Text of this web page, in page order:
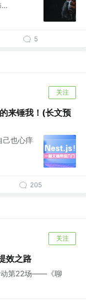
5
关注
来锤我！(长文预
己也心痒
205
关注
效之路
动第22场——《聊